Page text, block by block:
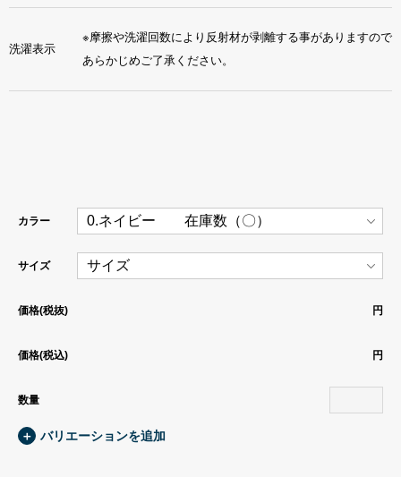
洗濯表示
※摩擦や洗濯回数により反射材が剥離する事がありますので
あらかじめご了承ください。
カラー
サイズ
価格(税抜) 円
価格(税込) 円
数量
＋ バリエーションを追加